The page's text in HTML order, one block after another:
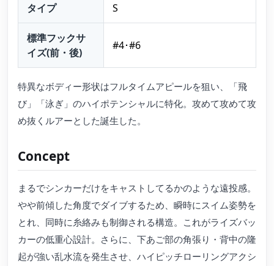
タイプ S
標準フックサ
イズ(前・後)
#4･#6
特異なボディー形状はフルタイムアピールを狙い、「飛
び」「泳ぎ」のハイポテンシャルに特化。攻めて攻めて攻
め抜くルアーとした誕生した。
Concept
まるでシンカーだけをキャストしてるかのような遠投感。
やや前傾した角度でダイブするため、瞬時にスイム姿勢を
とれ、同時に糸絡みも制御される構造。これがライズバッ
カーの低重心設計。さらに、下あご部の角張り・背中の隆
起が強い乱水流を発生させ、ハイピッチローリングアクシ